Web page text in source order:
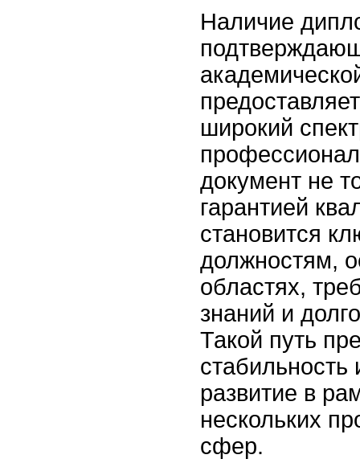
Наличие
широкий
документ не
гарантией
становится
должностям,
областях,
знаний и
Такой путь
стабильность
развитие в
нескольких
сфер.